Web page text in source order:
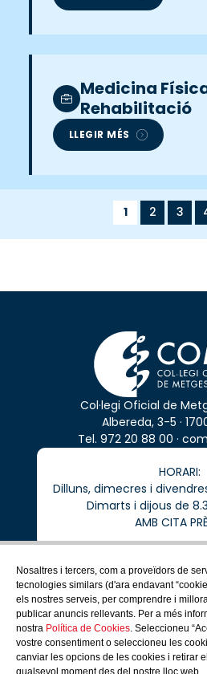
Nosaltres i tercers, com a proveïdors de
tecnologies similars (d'ara endavant
els nostres serveis, per comprendre i
publicar anuncis rellevants. Per a més
nostra Política de Cookies. Seleccioneu
vostre consentiment o seleccioneu les
canviar les opcions de les cookies i retirar
qualsevol moment des del nostre lloc web.
Medicina
Rehabilitació
LLEGIR MÉS
1 2 3
Col·legi Oficial de
Albereda, 3-5 ·
Tel. 972 20 88 00 ·
HORARI:
Dilluns, dimecres i
Dimarts i dijous de
AMB CITA
COMG
SERVEIS